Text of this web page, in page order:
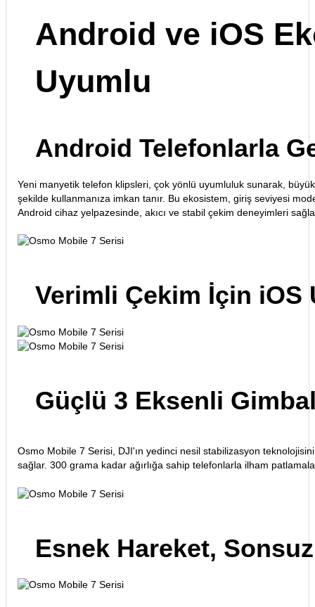
Android ve iOS
Uyumlu
Android Telefonlarla
Yeni manyetik telefon klipsleri, çok yönlü uyumluluk sunarak,
şekilde kullanmanıza imkan tanır. Bu ekosistem, giriş seviyesi
Android cihaz yelpazesinde, akıcı ve stabil çekim deneyimleri
Verimli Çekim İçin iOS
Güçlü 3 Eksenli
Osmo Mobile 7 Serisi, DJI'ın yedinci nesil stabilizasyon
sağlar. 300 grama kadar ağırlığa sahip telefonlarla ilham
Esnek Hareket,